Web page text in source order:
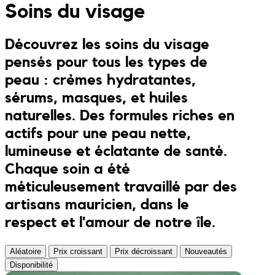
Soins du visage
Découvrez les soins du visage
pensés pour tous les types de
peau : crèmes hydratantes,
sérums, masques, et huiles
naturelles. Des formules riches en
actifs pour une peau nette,
lumineuse et éclatante de santé.
Chaque soin a été
méticuleusement travaillé par des
artisans mauricien, dans le
respect et l'amour de notre île.
Aléatoire Prix croissant Prix décroissant
Nouveautés
Disponibilité
Sandales
Maillots de bain
Ensembles
Kreasion
Le P’tit Atelier
Le Rendez-Vous
Libertie
Lilakoo
L’Atelier de Lilou
MANIfest